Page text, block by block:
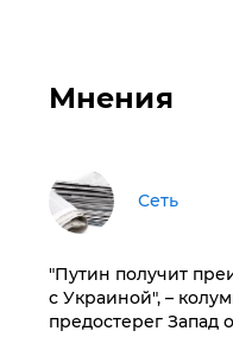
Мнения
Сеть
"Путин получит
с Украиной", –
предостерег Запад